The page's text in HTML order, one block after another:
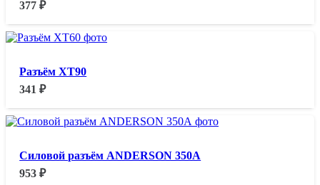
377₽
Разъём XT90
341₽
Силовой разъём ANDERSON 350А
953₽